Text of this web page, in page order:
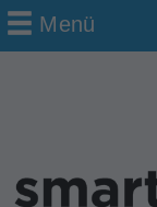
Menü